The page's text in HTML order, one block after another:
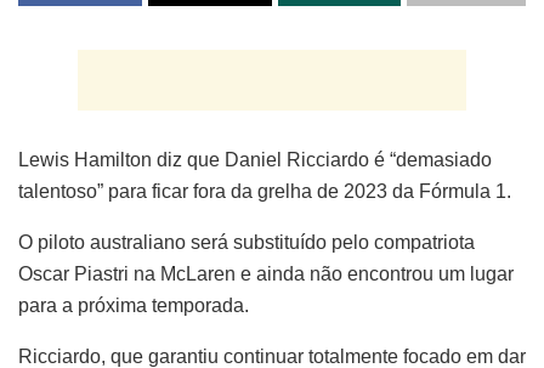
Lewis Hamilton diz que Daniel Ricciardo é “demasiado
talentoso” para ficar fora da grelha de 2023 da Fórmula 1.
O piloto australiano será substituído pelo compatriota
Oscar Piastri na McLaren e ainda não encontrou um lugar
para a próxima temporada.
Ricciardo, que garantiu continuar totalmente focado em dar